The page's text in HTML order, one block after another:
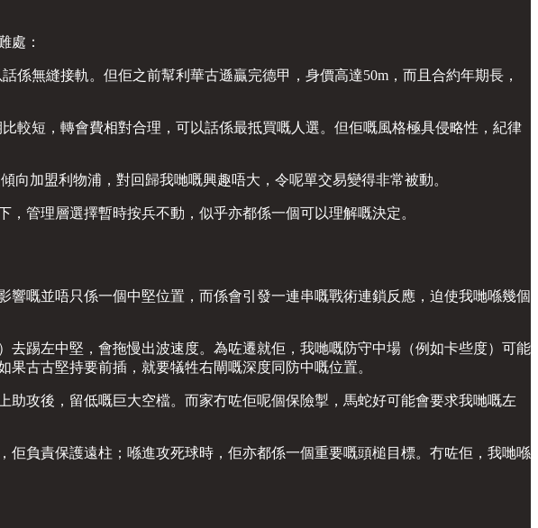
處：
係無縫接軌。但佢之前幫利華古遜贏完德甲，身價高達50m，而且合約年期長，
較短，轉會費相對合理，可以話係最抵買嘅人選。但佢嘅風格極具侵略性，紀律
加盟利物浦，對回歸我哋嘅興趣唔大，令呢單交易變得非常被動。
管理層選擇暫時按兵不動，似乎亦都係一個可以理解嘅決定。
嘅並唔只係一個中堅位置，而係會引發一連串嘅戰術連鎖反應，迫使我哋喺幾個
踢左中堅，會拖慢出波速度。為咗遷就佢，我哋嘅防守中場（例如卡些度）可能
古古堅持要前插，就要犠牲右閘嘅深度同防中嘅位置。
攻後，留低嘅巨大空檔。而家冇咗佢呢個保險掣，馬蛇好可能會要求我哋嘅左
負責保護遠柱；喺進攻死球時，佢亦都係一個重要嘅頭槌目標。冇咗佢，我哋喺